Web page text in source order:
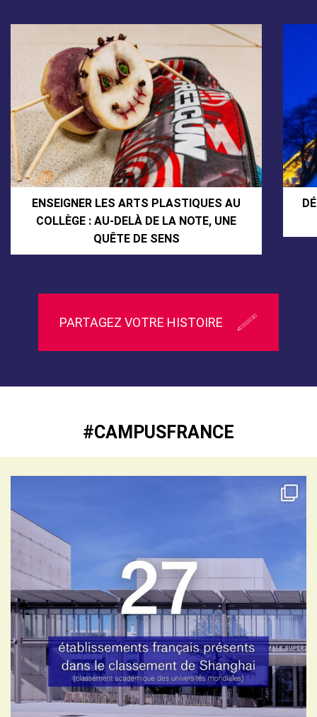
ENSEIGNER LES ARTS PLASTIQUES AU
COLLÈGE : AU-DELÀ DE LA NOTE, UNE
QUÊTE DE SENS
PARTAGEZ VOTRE HISTOIRE
#CAMPUSFRANCE